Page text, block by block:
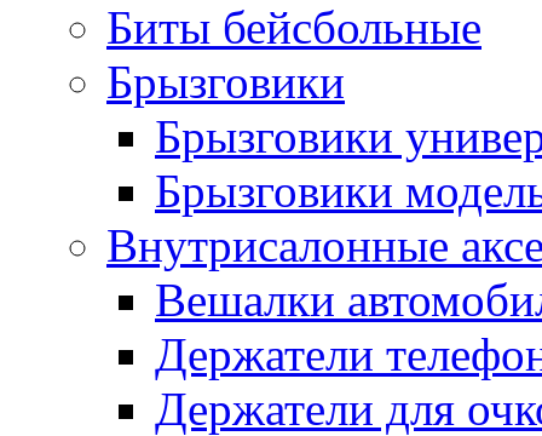
Биты бейсбольные
Брызговики
Брызговики
Брызговики
Внутрисалонные
Вешалки
Держатели
Держатели для